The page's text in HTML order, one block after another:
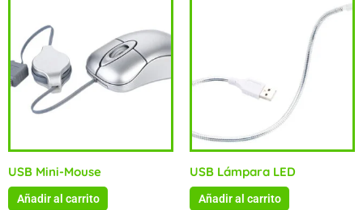
USB Mini-Mouse
Añadir al carrito
USB Lámpara LED
Añadir al carrito